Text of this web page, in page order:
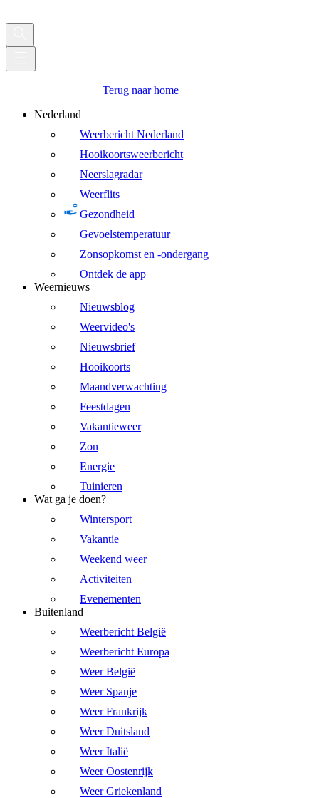
Terug naar home
Nederland
Weerbericht Nederland
Hooikoortsweerbericht
Neerslagradar
Weerflits
Gezondheid
Gevoelstemperatuur
Zonsopkomst en -ondergang
Ontdek de app
Weernieuws
Nieuwsblog
Weervideo's
Nieuwsbrief
Hooikoorts
Maandverwachting
Feestdagen
Vakantieweer
Zon
Energie
Tuinieren
Wat ga je doen?
Wintersport
Vakantie
Weekend weer
Activiteiten
Evenementen
Buitenland
Weerbericht België
Weerbericht Europa
Weer België
Weer Spanje
Weer Frankrijk
Weer Duitsland
Weer Italië
Weer Oostenrijk
Weer Griekenland